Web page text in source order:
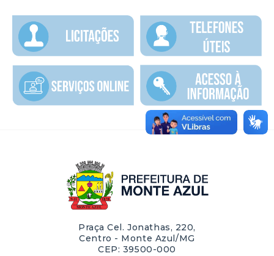
Praça Cel. Jonathas, 220,
Centro - Monte Azul/MG
CEP: 39500-000